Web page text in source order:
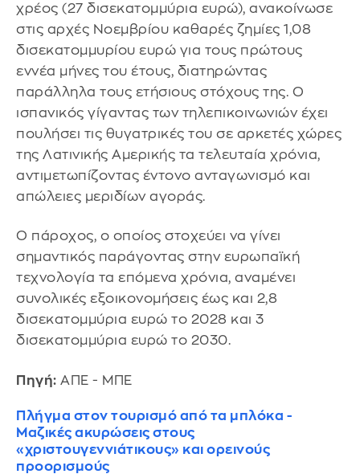
χρέος (27 δισεκατομμύρια ευρώ), ανακοίνωσε
στις αρχές Νοεμβρίου καθαρές ζημίες 1,08
δισεκατομμυρίου ευρώ για τους πρώτους
εννέα μήνες του έτους, διατηρώντας
παράλληλα τους ετήσιους στόχους της. Ο
ισπανικός γίγαντας των τηλεπικοινωνιών έχει
πουλήσει τις θυγατρικές του σε αρκετές χώρες
της Λατινικής Αμερικής τα τελευταία χρόνια,
αντιμετωπίζοντας έντονο ανταγωνισμό και
απώλειες μεριδίων αγοράς.
Ο πάροχος, ο οποίος στοχεύει να γίνει
σημαντικός παράγοντας στην ευρωπαϊκή
τεχνολογία τα επόμενα χρόνια, αναμένει
συνολικές εξοικονομήσεις έως και 2,8
δισεκατομμύρια ευρώ το 2028 και 3
δισεκατομμύρια ευρώ το 2030.
Πηγή: ΑΠΕ - ΜΠΕ
Πλήγμα στον τουρισμό από τα μπλόκα -
Μαζικές ακυρώσεις στους
«χριστουγεννιάτικους» και ορεινούς
προορισμούς